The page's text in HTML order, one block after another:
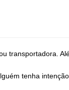
transportadora.
tenha